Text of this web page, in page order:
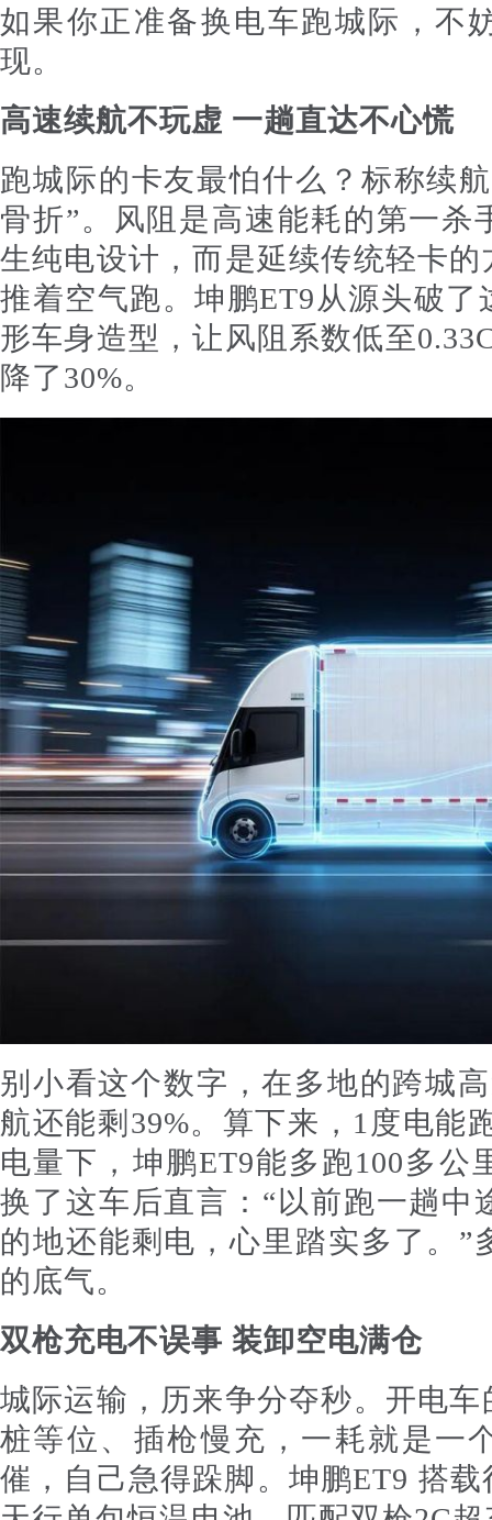
如果你正准备换电车跑城际，不
现。
高速续航不玩虚 一趟直达不心慌
跑城际的卡友最怕什么？标称续
骨折”。风阻是高速能耗的第一杀
生纯电设计，而是延续传统轻卡
推着空气跑。坤鹏ET9从源头破
形车身造型，让风阻系数低至
降了30%。
别小看这个数字，在多地的跨城
航还能剩39%。算下来，1度电能
电量下，坤鹏ET9能多跑100多公
换了这车后直言：“以前跑一趟中
的地还能剩电，心里踏实多了。”
的底气。
双枪充电不误事 装卸空电满仓
城际运输，历来争分夺秒。开电
桩等位、插枪慢充，一耗就是一
催，自己急得跺脚。坤鹏ET9 搭